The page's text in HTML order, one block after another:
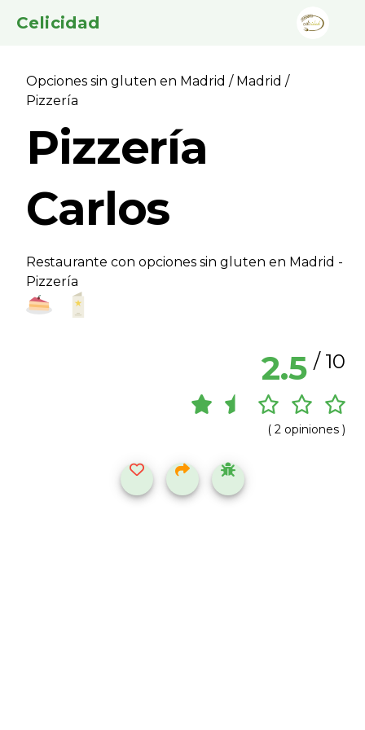
Celicidad
Opciones sin gluten en Madrid / Madrid /
Pizzerí­a
Pizzerí­a
Carlos
Restaurante con opciones sin gluten en Madrid -
Pizzerí­a
2.5 / 10
( 2 opiniones )